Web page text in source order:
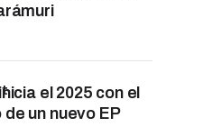
el 2025 con el
un nuevo EP